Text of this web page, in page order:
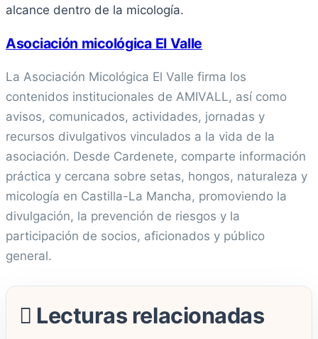
alcance dentro de la micología.
Asociación micológica El Valle
La Asociación Micológica El Valle firma los
contenidos institucionales de AMIVALL, así como
avisos, comunicados, actividades, jornadas y
recursos divulgativos vinculados a la vida de la
asociación. Desde Cardenete, comparte información
práctica y cercana sobre setas, hongos, naturaleza y
micología en Castilla-La Mancha, promoviendo la
divulgación, la prevención de riesgos y la
participación de socios, aficionados y público
general.
Lecturas relacionadas